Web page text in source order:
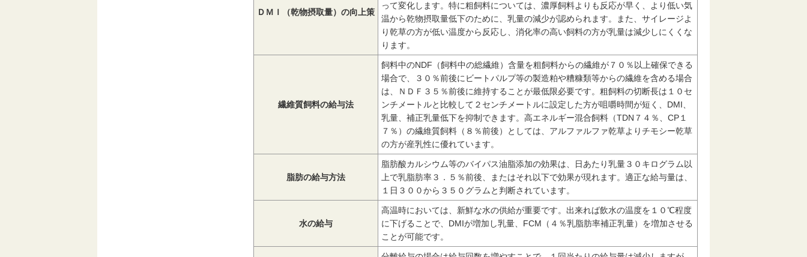
ＤＭＩ（乾物摂取量）の向上策
って変化します。特に粗飼料については、濃厚飼料よりも反応が早く、より低い気
温から乾物摂取量低下のために、乳量の減少が認められます。また、サイレージよ
り乾草の方が低い温度から反応し、消化率の高い飼料の方が乳量は減少しにくくな
ります。
繊維質飼料の給与法
飼料中のNDF（飼料中の総繊維）含量を粗飼料からの繊維が７０％以上確保できる
場合で、３０％前後にビートパルプ等の製造粕や糟糠類等からの繊維を含める場合
は、ＮＤＦ３５％前後に維持することが最低限必要です。粗飼料の切断長は１０セ
ンチメートルと比較して２センチメートルに設定した方が咀嚼時間が短く、DMI、
乳量、補正乳量低下を抑制できます。高エネルギー混合飼料（TDN７４％、CP１
７％）の繊維質飼料（８％前後）としては、アルファルファ乾草よりチモシー乾草
の方が産乳性に優れています。
脂肪の給与方法
脂肪酸カルシウム等のバイパス油脂添加の効果は、日あたり乳量３０キログラム以
上で乳脂肪率３．５％前後、またはそれ以下で効果が現れます。適正な給与量は、
１日３００から３５０グラムと判断されています。
水の給与
高温時においては、新鮮な水の供給が重要です。出来れば飲水の温度を１０℃程度
に下げることで、DMIが増加し乳量、FCM（４％乳脂肪率補正乳量）を増加させる
ことが可能です。